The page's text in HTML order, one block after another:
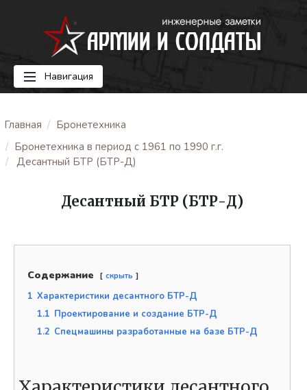
Навигация
Главная
Бронетехника
Бронетехника в период с 1961 по 1990 г.г.
Десантный БТР (БТР-Д)
Десантный БТР (БТР-Д)
Содержание скрыть
1 Характеристики десантного БТР-Д
1.1 Проектирование и создание БТР-Д
1.2 Спецмашины разработанные на базе БТР-Д